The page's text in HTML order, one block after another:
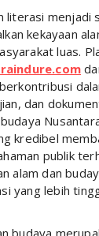
literasi menjadi
kekayaan
luas.
dan
kredibel
publik
alam dan
yang lebih
budaya